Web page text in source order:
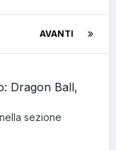
AVANTI
Dragon Ball,
nella sezione